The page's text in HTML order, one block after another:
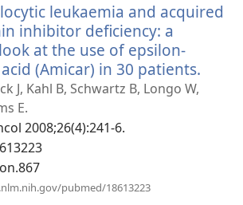
視
窗）
leukaemia and acquired
inhibitor deficiency: a
at the use of epsilon-
(Amicar) in 30 patients.
J, Kahl B, Schwartz B, Longo W,
E.
2008;26(4):241-6.
pubmed/18613223